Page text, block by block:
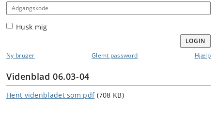
Adgangskode
Husk mig
LOGIN
Ny bruger
Glemt password Hjælp
Videnblad 06.03-04
Hent videnbladet som pdf (708 KB)